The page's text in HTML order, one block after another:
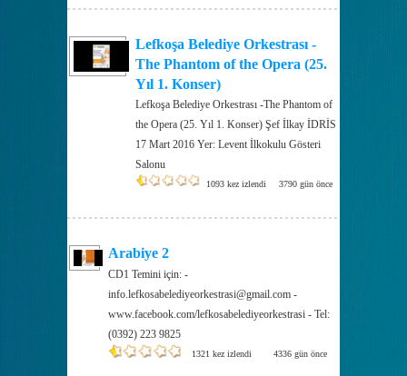
Lefkoşa Belediye Orkestrası -
The Phantom of the Opera (25.
Yıl 1. Konser)
Lefkoşa Belediye Orkestrası -The Phantom of
the Opera (25. Yıl 1. Konser) Şef İlkay İDRİS
17 Mart 2016 Yer: Levent İlkokulu Gösteri
Salonu
1093 kez izlendi 3790 gün önce
Arabiye 2
CD1 Temini için: -
info.lefkosabelediyeorkestrasi@gmail.com -
www.facebook.com/lefkosabelediyeorkestrasi - Tel:
(0392) 223 9825
1321 kez izlendi 4336 gün önce